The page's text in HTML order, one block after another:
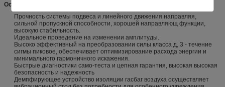
Особенности
Прочность системы подвеса и линейного движения направляя,
сильной пропускной способности, хорошей направляющ функции,
высокую стабильность.
Идеальное проведение на изменении амплитуды.
Высоко эффективный на преобразовании силы класса д, 3 - течение
сигмы пиковое, обеспечивает оптимизирование расхода энергии и
минимального гармоничного искажения.
Быстрые диагностики само-теста и цепная гарантия, высокая высокая
безопасность и надежность
Демпфирующее устройство изоляции гасбаг воздуха осуществляет